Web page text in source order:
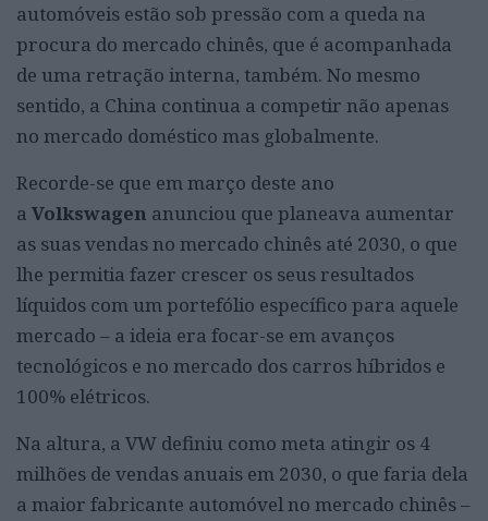
automóveis estão sob pressão com a queda na
procura do mercado chinês, que é acompanhada
de uma retração interna, também. No mesmo
sentido, a China continua a competir não apenas
no mercado doméstico mas globalmente.
Recorde-se que em março deste ano
a Volkswagen anunciou que planeava aumentar
as suas vendas no mercado chinês até 2030, o que
lhe permitia fazer crescer os seus resultados
líquidos com um portefólio específico para aquele
mercado – a ideia era focar-se em avanços
tecnológicos e no mercado dos carros híbridos e
100% elétricos.
Na altura, a VW definiu como meta atingir os 4
milhões de vendas anuais em 2030, o que faria dela
a maior fabricante automóvel no mercado chinês –